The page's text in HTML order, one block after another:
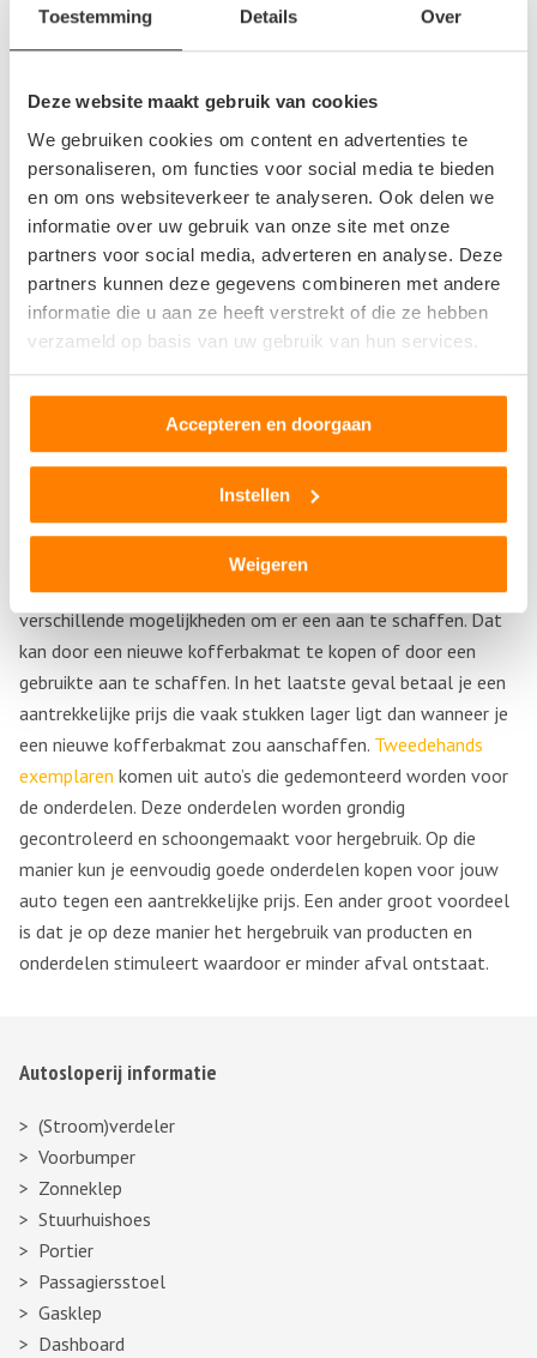
Toestemming Details Over
Deze website maakt gebruik van cookies
We gebruiken cookies om content en advertenties te
personaliseren, om functies voor social media te bieden
en om ons websiteverkeer te analyseren. Ook delen we
informatie over uw gebruik van onze site met onze
partners voor social media, adverteren en analyse. Deze
partners kunnen deze gegevens combineren met andere
informatie die u aan ze heeft verstrekt of die ze hebben
verzameld op basis van uw gebruik van hun services.
Accepteren en doorgaan
Instellen
Weigeren
je ervoor dat de bodem en eventueel het reservewiel volledig
reservewiel en kun je de kofferbak gebruiken om al jouw
Tweedehands
Ben je op zoek naar een nieuwe kofferbakmat? Dan heb je
verschillende mogelijkheden om er een aan te schaffen. Dat
kan door een nieuwe kofferbakmat te kopen of door een
gebruikte aan te schaffen. In het laatste geval betaal je een
aantrekkelijke prijs die vaak stukken lager ligt dan wanneer je
een nieuwe kofferbakmat zou aanschaffen. Tweedehands
exemplaren komen uit auto’s die gedemonteerd worden voor
de onderdelen. Deze onderdelen worden grondig
gecontroleerd en schoongemaakt voor hergebruik. Op die
manier kun je eenvoudig goede onderdelen kopen voor jouw
auto tegen een aantrekkelijke prijs. Een ander groot voordeel
is dat je op deze manier het hergebruik van producten en
onderdelen stimuleert waardoor er minder afval ontstaat.
Autosloperij informatie
(Stroom)verdeler
Voorbumper
Zonneklep
Stuurhuishoes
Portier
Passagiersstoel
Gasklep
Dashboard